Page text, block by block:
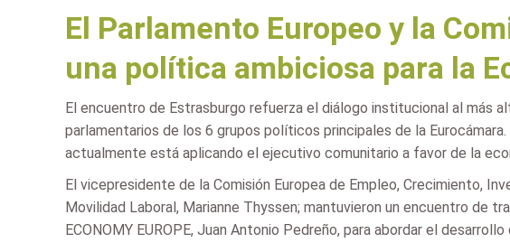
El Parlamento Europeo y la
una política ambiciosa para la
El encuentro de Estrasburgo refuerza el diálogo institucional al más
parlamentarios de los 6 grupos políticos principales de la
actualmente está aplicando el ejecutivo comunitario a favor de la
El vicepresidente de la Comisión Europea de Empleo, Crecimiento,
Movilidad Laboral, Marianne Thyssen; mantuvieron un encuentro de
ECONOMY EUROPE, Juan Antonio Pedreño, para abordar el